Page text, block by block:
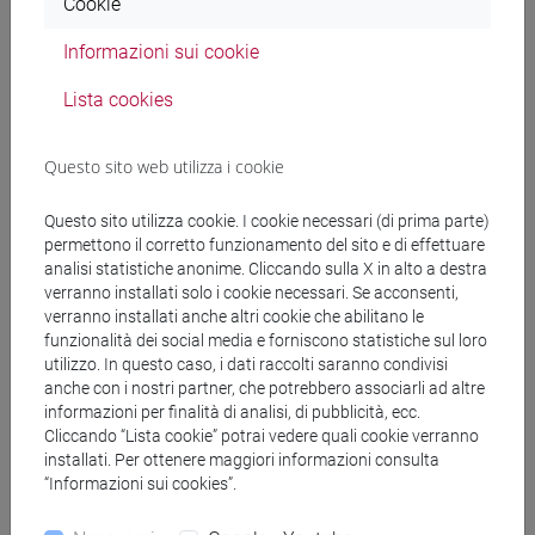
potremo cosi costruire un futuro migliore per l’intera società”
creano lavoro. Parliamo di progetti concreti e che rientrano
l’onore di firmare da Presidente della Commissione
parlamentare di inchiesta sul femminicidio, nonché su ogni
forma di violenza di genere insieme a Donne Coldiretti e
Campagna Amica “– afferma laPresidente Martina
Semenzato– “La creazione di una rete di fattorie della
tenerezza che dal Nord al Sud del Paese aprono le porte alle
donne vittime di violenza per accoglierle, ma anche per
offrire opportunità di lavoro e quindi di riscatto sociale.
Perché il 62% delle donne vittime di violenza non hanno
un’indipendenza economica risultano non avere né lavoro,
Cookie
Informazioni sui cookie
Lista cookies
Questo sito web utilizza i cookie
Questo sito utilizza cookie. I cookie necessari (di prima parte)
permettono il corretto funzionamento del sito e di effettuare
analisi statistiche anonime. Cliccando sulla X in alto a destra
verranno installati solo i cookie necessari. Se acconsenti,
verranno installati anche altri cookie che abilitano le
funzionalità dei social media e forniscono statistiche sul loro
utilizzo. In questo caso, i dati raccolti saranno condivisi
anche con i nostri partner, che potrebbero associarli ad altre
informazioni per finalità di analisi, di pubblicità, ecc.
Cliccando “Lista cookie” potrai vedere quali cookie verranno
installati. Per ottenere maggiori informazioni consulta
“Informazioni sui cookies”.